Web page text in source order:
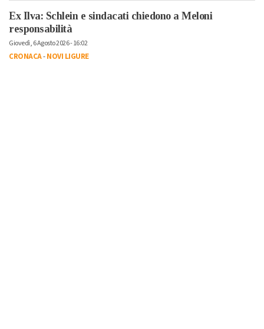
Ex Ilva: Schlein e sindacati chiedono a Meloni
responsabilità
Giovedì, 6 Agosto 2026 - 16:02
CRONACA-NOVI LIGURE